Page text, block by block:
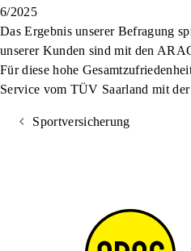
6/2025
Das Ergebnis unserer Befragung
unserer Kunden sind mit den
Für diese hohe
Service vom TÜV Saarland mit
Sportversicherung